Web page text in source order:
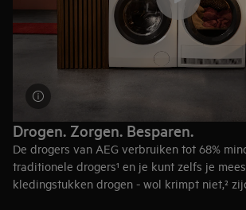
Drogen. Zorgen. Besparen.
De drogers van AEG verbruiken tot 68%
traditionele drogers¹ en je kunt zelfs je
kledingstukken drogen - wol krimpt niet,²